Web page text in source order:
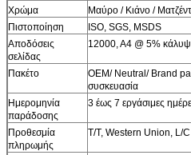
Χρώμα
Μαύρο / Κιάνο /
Πιστοποίηση
ISO, SGS, MSDS
Αποδόσεις
σελίδας
12000, Α4 @ 5%
Πακέτο
OEM/ Neutral/ Brand
συσκευασία
Ημερομηνία
παράδοσης
3 έως 7 εργάσιμες
Προθεσμία
πληρωμής
T/T, Western Union, L/C